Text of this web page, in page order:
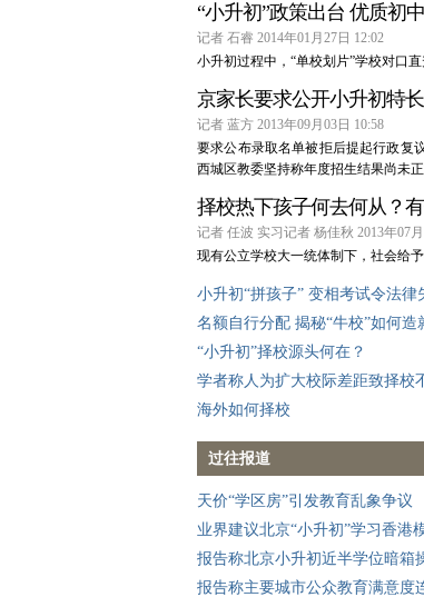
“小升初”政策出台 优质初
记者 石睿 2014年01月27日 12:02
小升初过程中，“单校划片”学校对口
京家长要求公开小升初特
记者 蓝方 2013年09月03日 10:58
要求公布录取名单被拒后提起行政复
西城区教委坚持称年度招生结果尚未
择校热下孩子何去何从？
记者 任波 实习记者 杨佳秋 2013年07月
现有公立学校大一统体制下，社会给
小升初“拼孩子” 变相考试令法律
名额自行分配 揭秘“牛校”如何造
“小升初”择校源头何在？
学者称人为扩大校际差距致择校
海外如何择校
过往报道
天价“学区房”引发教育乱象争议
业界建议北京“小升初”学习香港
报告称北京小升初近半学位暗箱
报告称主要城市公众教育满意度